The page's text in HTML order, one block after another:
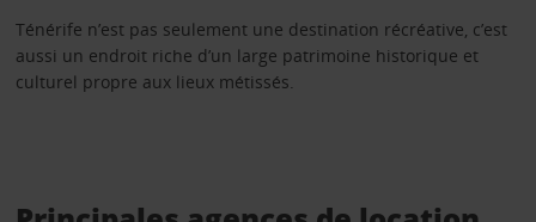
Ténérife n’est pas seulement une destination récréative, c’est
aussi un endroit riche d’un large patrimoine historique et
culturel propre aux lieux métissés.